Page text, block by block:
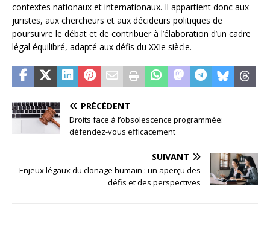
contextes nationaux et internationaux. Il appartient donc aux
juristes, aux chercheurs et aux décideurs politiques de
poursuivre le débat et de contribuer à l’élaboration d’un cadre
légal équilibré, adapté aux défis du XXIe siècle.
PRÉCÉDENT
Droits face à l’obsolescence programmée:
défendez-vous efficacement
SUIVANT
Enjeux légaux du clonage humain : un aperçu des
défis et des perspectives